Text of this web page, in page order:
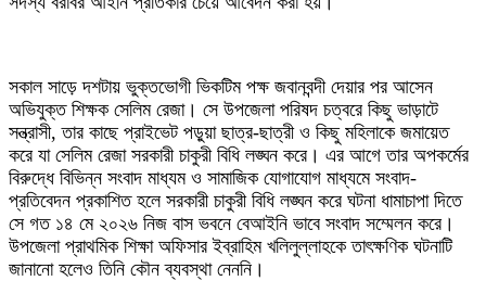
সকাল সাড়ে দশটায় ভুক্তভোগী ভিকটিম পক্ষ জবানবন্দী দেয়ার পর আসেন
অভিযুক্ত শিক্ষক সেলিম রেজা। সে উপজেলা পরিষদ চত্বরে কিছু ভাড়াটে
সন্ত্রাসী, তার কাছে প্রাইভেট পড়ুয়া ছাত্র-ছাত্রী ও কিছু মহিলাকে জমায়েত
করে যা সেলিম রেজা সরকারী চাকুরী বিধি লঙ্ঘন করে। এর আগে তার অপকর্মের
বিরুদ্ধে বিভিন্ন সংবাদ মাধ্যম ও সামাজিক যোগাযোগ মাধ্যমে সংবাদ-
প্রতিবেদন প্রকাশিত হলে সরকারী চাকুরী বিধি লঙ্ঘন করে ঘটনা ধামাচাপা দিতে
সে গত ১৪ মে ২০২৬ নিজ বাস ভবনে বেআইনি ভাবে সংবাদ সম্মেলন করে।
উপজেলা প্রাথমিক শিক্ষা অফিসার ইব্রাহিম খলিলুল্লাহকে তাৎক্ষণিক ঘটনাটি
জানানো হলেও তিনি কৌন ব্যবস্থা নেননি।